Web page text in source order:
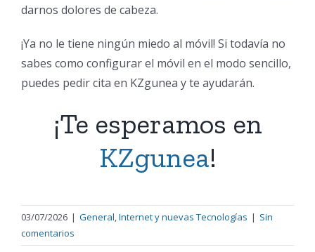
darnos dolores de cabeza.
¡Ya no le tiene ningún miedo al móvil! Si todavía no
sabes como configurar el móvil en el modo sencillo,
puedes pedir cita en KZgunea y te ayudarán.
¡Te esperamos en
KZgunea!
03/07/2026 | General,Internet y nuevas Tecnologías | Sin
comentarios